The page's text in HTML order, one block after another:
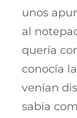
unos
al
quería
conocía
venían
sabia